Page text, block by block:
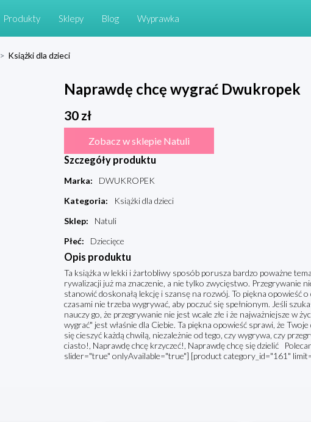
Produkty Sklepy Blog Wyprawka
> Książki dla dzieci
Naprawdę chcę wygrać Dwukropek
30zł
Zobacz w sklepie Natuli
Szczegóły produktu
Marka:
DWUKROPEK
Kategoria:
Książki dla dzieci
Sklep:
Natuli
Płeć: Dziecięce
Opis produktu
Ta książka w lekki i żartobliwy sposób porusza bardzo poważne
rywalizacji już ma znaczenie, a nie tylko zwycięstwo. Przegrywanie
stanowić doskonałą lekcję i szansę na rozwój. To piękna opowieść
czasami nie trzeba wygrywać, aby poczuć się spełnionym. Jeśli
nauczy go, że przegrywanie nie jest wcale złe i że najważniejsze w
wygrać" jest właśnie dla Ciebie. Ta piękna opowieść sprawi, że
się cieszyć każdą chwilą, niezależnie od tego, czy wygrywa, czy
ciasto!, Naprawdę chcę krzyczeć!, Naprawdę chcę się dzielić
slider="true" onlyAvailable="true"] [product category_id="161"